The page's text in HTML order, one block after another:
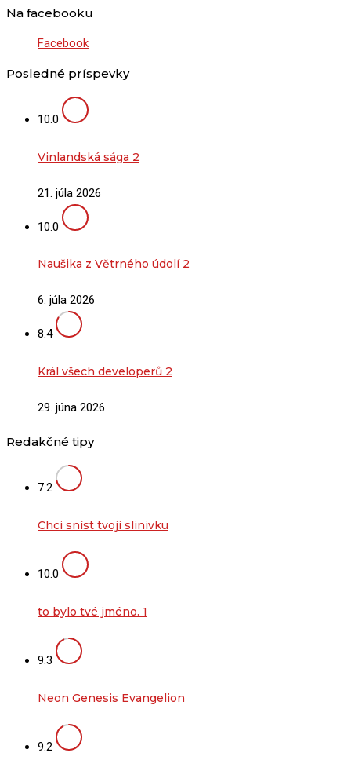
Na facebooku
Facebook
Posledné príspevky
10.0
Vinlandská sága 2
21. júla 2026
10.0
Naušika z Větrného údolí 2
6. júla 2026
8.4
Král všech developerů 2
29. júna 2026
Redakčné tipy
7.2
Chci sníst tvoji slinivku
10.0
to bylo tvé jméno. 1
9.3
Neon Genesis Evangelion
9.2